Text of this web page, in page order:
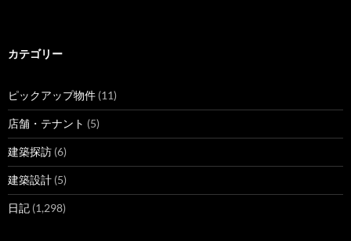
カテゴリー
ピックアップ物件 (11)
店舗・テナント (5)
建築探訪 (6)
建築設計 (5)
日記 (1,298)